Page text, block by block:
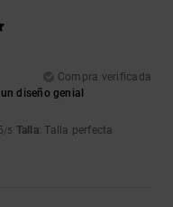
Compra verificada
diseño genial
/5 Talla: Talla perfecta